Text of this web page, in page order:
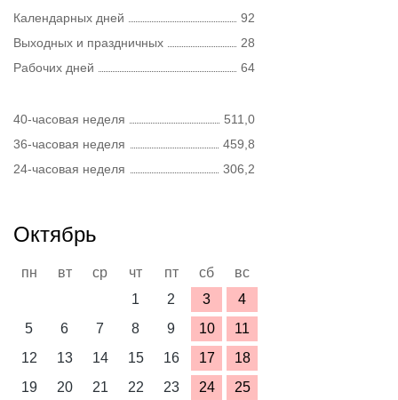
Календарных дней
92
Выходных и праздничных
28
Рабочих дней
64
40-часовая неделя
511,0
36-часовая неделя
459,8
24-часовая неделя
306,2
Октябрь
пн вт ср чт пт сб
вс
1
2 3
4
5
6 7 8 9 10
11
12
13 14 15 16 17
18
19
20 21 22 23 24
25